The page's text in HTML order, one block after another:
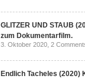
GLITZER UND STAUB
zum Dokumentarfilm.
3. Oktober 2020, 2
Endlich Tacheles (2020)